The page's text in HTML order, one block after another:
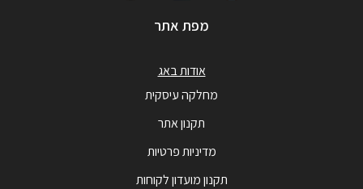
מפת אתר
אודות באג
מחלקה עיסקית
תקנון אתר
מדיניות פרטיות
תקנון מועדון לקוחות